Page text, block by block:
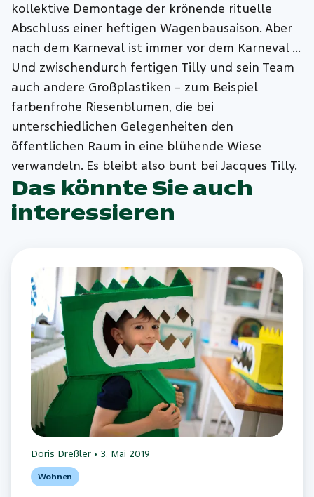
kollektive Demontage der krönende rituelle
Abschluss einer heftigen Wagenbausaison. Aber
nach dem Karneval ist immer vor dem Karneval …
Und zwischendurch fertigen Tilly und sein Team
auch andere Großplastiken – zum Beispiel
farbenfrohe Riesenblumen, die bei
unterschiedlichen Gelegenheiten den
öffentlichen Raum in eine blühende Wiese
verwandeln. Es bleibt also bunt bei Jacques Tilly.
Das könnte Sie auch
interessieren
Doris Dreßler• 3. Mai 2019
Wohnen